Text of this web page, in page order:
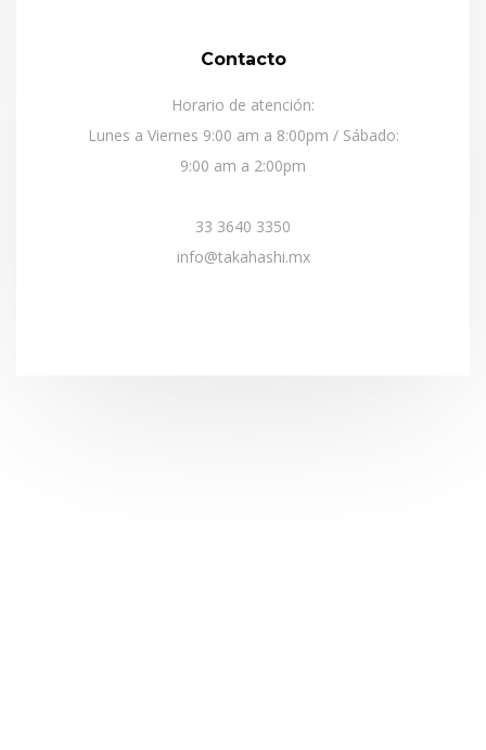
Contacto
Horario de atención:
Lunes a Viernes 9:00 am a 8:00pm / Sábado:
9:00 am a 2:00pm
33 3640 3350
info@takahashi.mx